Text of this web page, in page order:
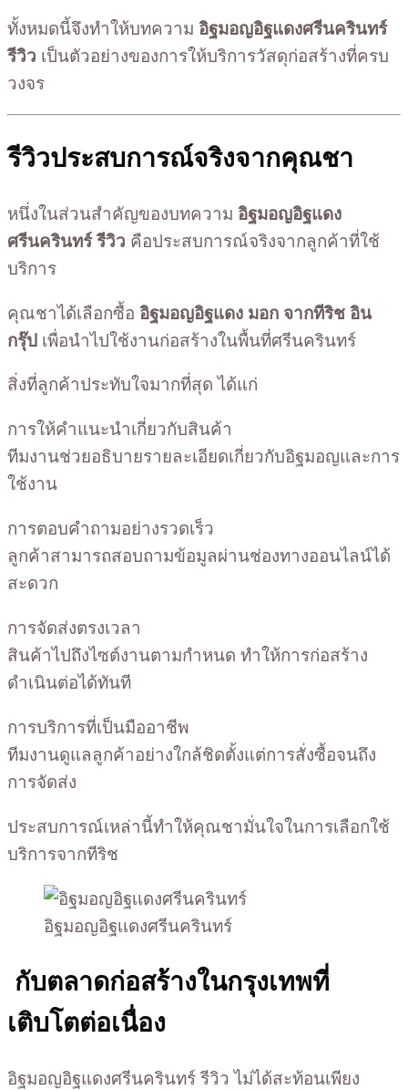
ทั้งหมดนี้จึงทำให้บทความ อิฐมอญอิฐแดงศรีนครินทร์
รีวิว เป็นตัวอย่างของการให้บริการวัสดุก่อสร้างที่ครบ
วงจร
รีวิวประสบการณ์จริงจากคุณชา
หนึ่งในส่วนสำคัญของบทความ อิฐมอญอิฐแดง
ศรีนครินทร์ รีวิว คือประสบการณ์จริงจากลูกค้าที่ใช้
บริการ
คุณชาได้เลือกซื้อ อิฐมอญอิฐแดง มอก จากทีริช อิน
กรุ๊ป เพื่อนำไปใช้งานก่อสร้างในพื้นที่ศรีนครินทร์
สิ่งที่ลูกค้าประทับใจมากที่สุด ได้แก่
การให้คำแนะนำเกี่ยวกับสินค้า
ทีมงานช่วยอธิบายรายละเอียดเกี่ยวกับอิฐมอญและการ
ใช้งาน
การตอบคำถามอย่างรวดเร็ว
ลูกค้าสามารถสอบถามข้อมูลผ่านช่องทางออนไลน์ได้
สะดวก
การจัดส่งตรงเวลา
สินค้าไปถึงไซต์งานตามกำหนด ทำให้การก่อสร้าง
ดำเนินต่อได้ทันที
การบริการที่เป็นมืออาชีพ
ทีมงานดูแลลูกค้าอย่างใกล้ชิดตั้งแต่การสั่งซื้อจนถึง
การจัดส่ง
ประสบการณ์เหล่านี้ทำให้คุณชามั่นใจในการเลือกใช้
บริการจากทีริช
อิฐมอญอิฐเเดงศรีนครินทร์
กับตลาดก่อสร้างในกรุงเทพที่
เติบโตต่อเนื่อง
อิฐมอญอิฐแดงศรีนครินทร์ รีวิว ไม่ได้สะท้อนเพียง